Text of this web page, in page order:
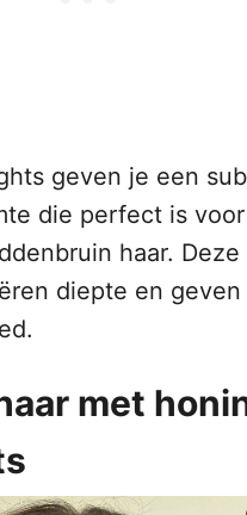
geven je een
die perfect is voor
haar. Deze
diepte en geven
met